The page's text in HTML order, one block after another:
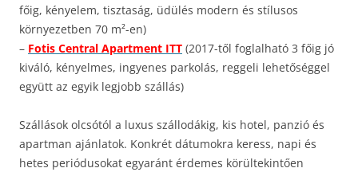
főig, kényelem, tisztaság, üdülés modern és stílusos
környezetben 70 m²-en)
– Fotis Central Apartment ITT (2017-től foglalható 3 főig jó
kiváló, kényelmes, ingyenes parkolás, reggeli lehetőséggel
együtt az egyik legjobb szállás)
Szállások olcsótól a luxus szállodákig, kis hotel, panzió és
apartman ajánlatok. Konkrét dátumokra keress, napi és
hetes periódusokat egyaránt érdemes körültekintően